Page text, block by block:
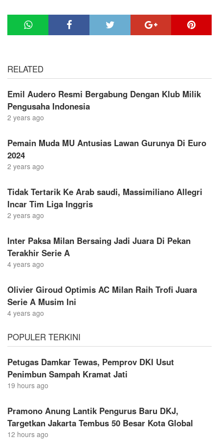
RELATED
Emil Audero Resmi Bergabung Dengan Klub Milik
Pengusaha Indonesia
2 years ago
Pemain Muda MU Antusias Lawan Gurunya Di Euro
2024
2 years ago
Tidak Tertarik Ke Arab saudi, Massimiliano Allegri
Incar Tim Liga Inggris
2 years ago
Inter Paksa Milan Bersaing Jadi Juara Di Pekan
Terakhir Serie A
4 years ago
Olivier Giroud Optimis AC Milan Raih Trofi Juara
Serie A Musim Ini
4 years ago
POPULER TERKINI
Petugas Damkar Tewas, Pemprov DKI Usut
Penimbun Sampah Kramat Jati
19 hours ago
Pramono Anung Lantik Pengurus Baru DKJ,
Targetkan Jakarta Tembus 50 Besar Kota Global
12 hours ago